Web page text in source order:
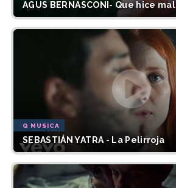
AGUS BERNASCONI- Que hice mal
Q MUSICA
SEBASTIÁN YATRA - La Pelirroja